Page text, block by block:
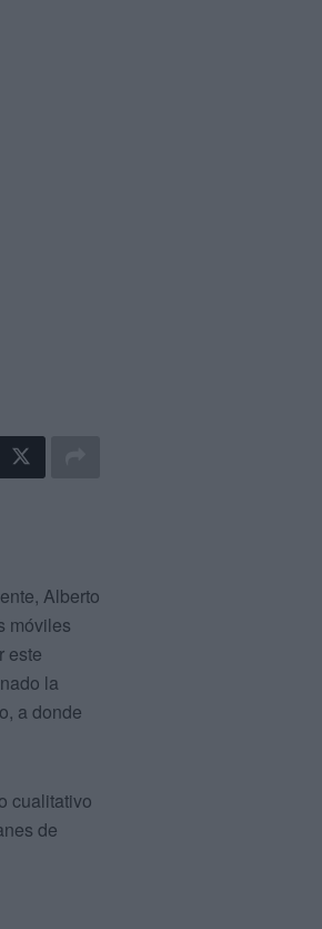
Alberto
móviles
este
la
a donde
cualitativo
de